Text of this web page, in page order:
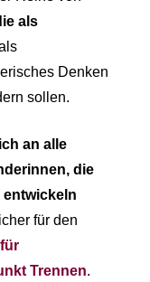
als
Denken
sollen.
an alle
die
für den
Trennen.